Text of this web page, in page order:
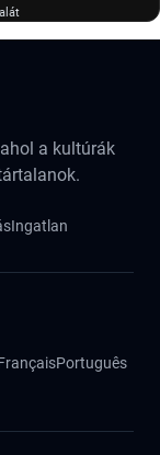
a kultúrák
Ingatlan
Português